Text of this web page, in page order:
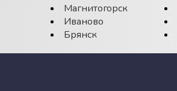
Магнитогорск
Иваново
Брянск